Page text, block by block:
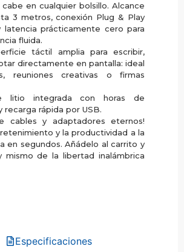
Especificaciones
cabe en cualquier bolsillo. Alcance
3 metros, conexión Plug & Play
latencia prácticamente cero para
fluida.
táctil amplia para escribir,
directamente en pantalla: ideal
reuniones creativas o firmas
litio integrada con horas de
recarga rápida por USB.
cables y adaptadores eternos!
y la productividad a la
en segundos. Añádelo al carrito y
mismo de la libertad inalámbrica